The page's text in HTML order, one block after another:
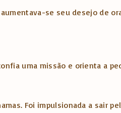
se seu desejo de
uma missão e orienta a
Foi impulsionada a sair